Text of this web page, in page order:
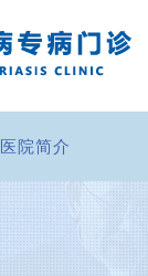
医院简介